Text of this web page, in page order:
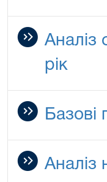
Аналіз
рік
Базові
Аналіз